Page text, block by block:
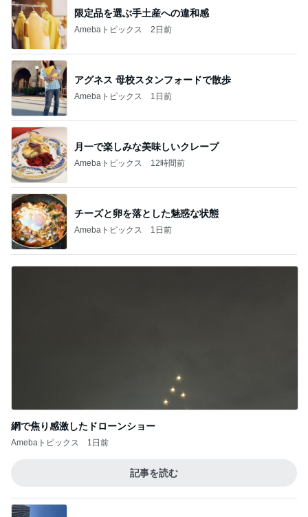
限定品を選ぶ手土産への違和感
Amebaトピックス 2日前
アグネス 母校スタンフォードで散歩
Amebaトピックス 1日前
月一で楽しみな美味しいクレープ
Amebaトピックス 12時間前
チーズと卵を落とした魅惑な状態
Amebaトピックス 1日前
網で焦り感激したドローンショー
Amebaトピックス 1日前
記事を読む